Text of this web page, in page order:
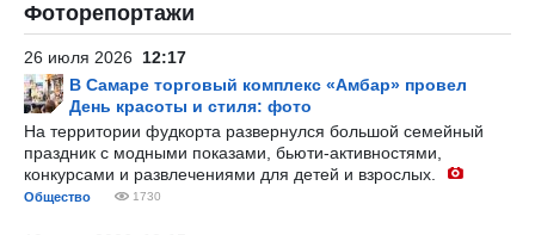
Фоторепортажи
26 июля 2026 12:17
В Самаре торговый комплекс «Амбар» провел
День красоты и стиля: фото
На территории фудкорта развернулся большой семейный
праздник с модными показами, бьюти-активностями,
конкурсами и развлечениями для детей и взрослых.
Общество 1730